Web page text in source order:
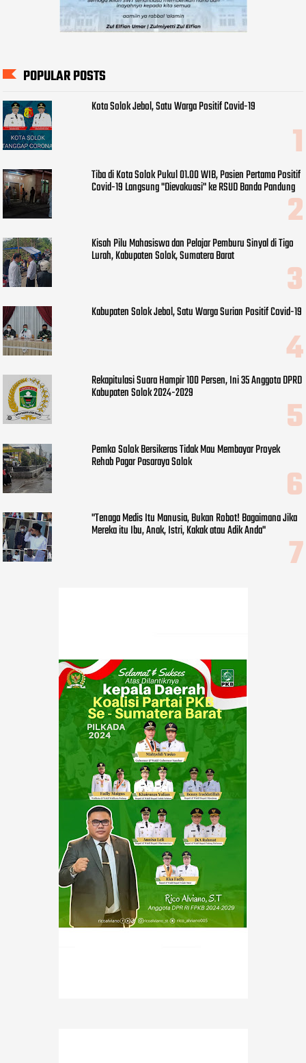
POPULAR POSTS
Kota Solok Jebol, Satu Warga Positif Covid-19
Tiba di Kota Solok Pukul 01.00 WIB, Pasien Pertama Positif
Covid-19 Langsung "Dievakuasi" ke RSUD Banda Pandung
Kisah Pilu Mahasiswa dan Pelajar Pemburu Sinyal di Tigo
Lurah, Kabupaten Solok, Sumatera Barat
Kabupaten Solok Jebol, Satu Warga Surian Positif Covid-19
Rekapitulasi Suara Hampir 100 Persen, Ini 35 Anggota DPRD
Kabupaten Solok 2024-2029
Pemko Solok Bersikeras Tidak Mau Membayar Proyek
Rehab Pagar Pasaraya Solok
"Tenaga Medis Itu Manusia, Bukan Robot! Bagaimana Jika
Mereka itu Ibu, Anak, Istri, Kakak atau Adik Anda"